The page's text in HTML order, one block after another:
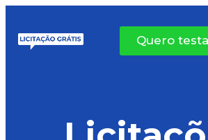
Quero